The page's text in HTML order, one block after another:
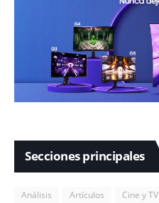
Secciones principales
Análisis Artículos Cine y TV